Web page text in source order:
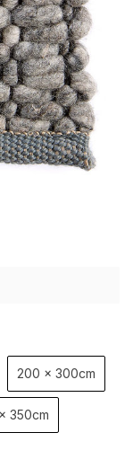
200 x 300cm
350cm